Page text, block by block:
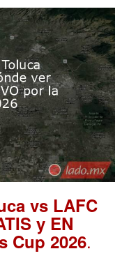
vs LAFC
y EN
Cup 2026.